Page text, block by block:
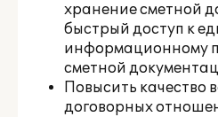
хранение сметной
быстрый доступ к
информационному
сметной
Повысить качество
договорных